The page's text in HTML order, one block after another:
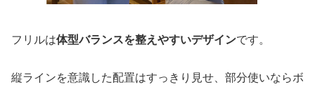
フリルは体型バランスを整えやすいデザインです。
縦ラインを意識した配置はすっきり見せ、部分使いならボ